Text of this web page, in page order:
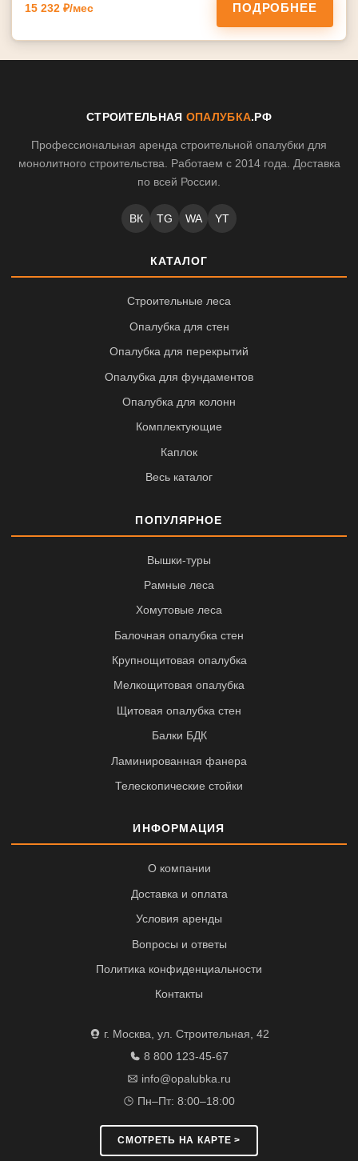
15 232 ₽/мес ПОДРОБНЕЕ
СТРОИТЕЛЬНАЯ ОПАЛУБКА.РФ
Профессиональная аренда строительной опалубки для
монолитного строительства. Работаем с 2014 года. Доставка
по всей России.
ВК TG WA YT
КАТАЛОГ
Строительные леса
Опалубка для стен
Опалубка для перекрытий
Опалубка для фундаментов
Опалубка для колонн
Комплектующие
Каплок
Весь каталог
ПОПУЛЯРНОЕ
Вышки-туры
Рамные леса
Хомутовые леса
Балочная опалубка стен
Крупнощитовая опалубка
Мелкощитовая опалубка
Щитовая опалубка стен
Балки БДК
Ламинированная фанера
Телескопические стойки
ИНФОРМАЦИЯ
О компании
Доставка и оплата
Условия аренды
Вопросы и ответы
Политика конфиденциальности
Контакты
г. Москва, ул. Строительная, 42
8 800 123-45-67
info@opalubka.ru
Пн–Пт: 8:00–18:00
СМОТРЕТЬ НА КАРТЕ >